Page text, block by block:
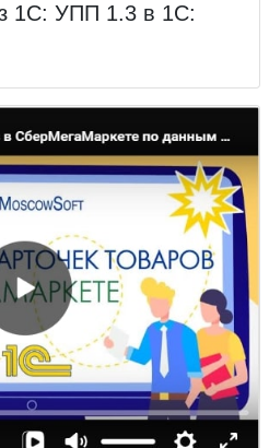
1С: УПП 1.3 в 1С: